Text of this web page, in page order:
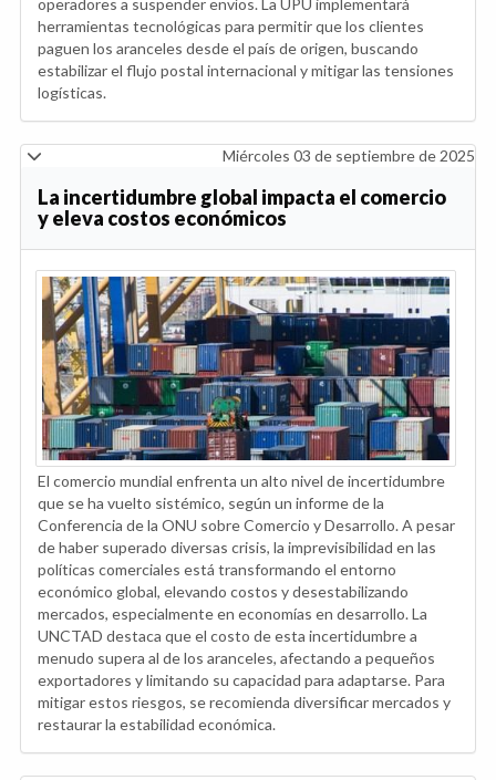
operadores a suspender envíos. La UPU implementará
herramientas tecnológicas para permitir que los clientes
paguen los aranceles desde el país de origen, buscando
estabilizar el flujo postal internacional y mitigar las tensiones
logísticas.
Miércoles 03 de septiembre de 2025
La incertidumbre global impacta el comercio
y eleva costos económicos
El comercio mundial enfrenta un alto nivel de incertidumbre
que se ha vuelto sistémico, según un informe de la
Conferencia de la ONU sobre Comercio y Desarrollo. A pesar
de haber superado diversas crisis, la imprevisibilidad en las
políticas comerciales está transformando el entorno
económico global, elevando costos y desestabilizando
mercados, especialmente en economías en desarrollo. La
UNCTAD destaca que el costo de esta incertidumbre a
menudo supera al de los aranceles, afectando a pequeños
exportadores y limitando su capacidad para adaptarse. Para
mitigar estos riesgos, se recomienda diversificar mercados y
restaurar la estabilidad económica.